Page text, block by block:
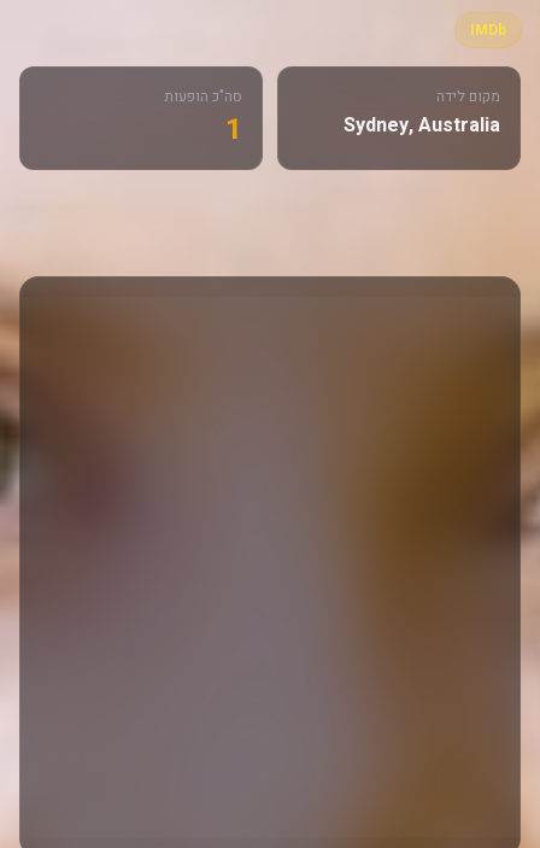
IMDb
מקום לידה
Sydney, Australia
סה"כ הופעות
1